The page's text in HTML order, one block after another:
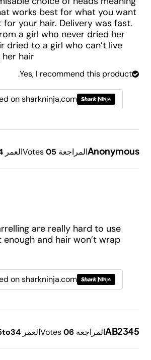
works best for what you want
for your hair. Delivery was fast.
a girl who never dried her
dried to a girl who can’t live
hair.
Yes, I recommend this product.
on sharkninja.com
Anonymousالمراجعة 5
Votes 0 العمر
are really hard to use
enough and hair won’t wrap
on sharkninja.com
AB2345المراجعة 6
Votes0 العمر